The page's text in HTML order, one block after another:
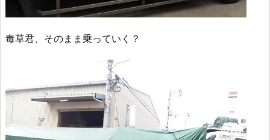
毒草君、そのまま乗っていく？